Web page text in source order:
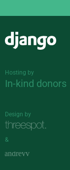
Hosting by
In-kind donors
Design by
&